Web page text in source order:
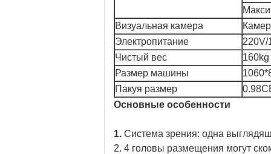
Визуальная камера
Электропитание
220V/
Чистый вес
160kg
Размер машины
Пакуя размер
Основные особенности
1. Система зрения: одна
2. 4 головы размещения могут